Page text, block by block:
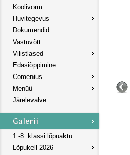
Koolivorm
Huvitegevus
Dokumendid
Vastuvõtt
Vilistlased
Edasiõppimine
Comenius
Menüü
Järelevalve
1.-8. klassi lõpuaktu...
Lõpukell 2026